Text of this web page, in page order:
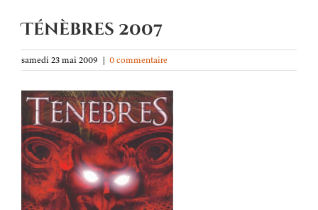
Ténèbres 2007
samedi 23 mai 2009 | 0 commentaire